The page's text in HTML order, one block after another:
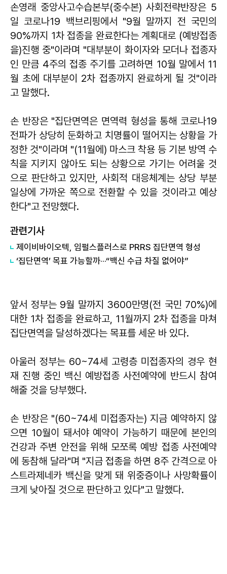
손영래 중앙사고수습본부(중수본) 사회전략반장은 5
일 코로나19 백브리핑에서 "9월 말까지 전 국민의
90%까지 1차 접종을 완료한다는 계획대로 (예방접종
을)진행 중"이라며 "대부분이 화이자와 모더나 접종자
인 만큼 4주의 접종 주기를 고려하면 10월 말에서 11
월 초에 대부분이 2차 접종까지 완료하게 될 것"이라
고 말했다.
손 반장은 "집단면역은 면역력 형성을 통해 코로나19
전파가 상당히 둔화하고 치명률이 떨어지는 상황을 가
정한 것"이라며 "(11월에) 마스크 착용 등 기본 방역 수
칙을 지키지 않아도 되는 상황으로 가기는 어려울 것
으로 판단하고 있지만, 사회적 대응체계는 상당 부분
일상에 가까운 쪽으로 전환할 수 있을 것이라고 예상
한다"고 전망했다.
관련기사
제이비바이오텍, 임펄스플러스로 PRRS 집단면역 형성
‘집단면역’ 목표 가능할까···“백신 수급 차질 없어야”
앞서 정부는 9월 말까지 3600만명(전 국민 70%)에
대한 1차 접종을 완료하고, 11월까지 2차 접종을 마쳐
집단면역을 달성하겠다는 목표를 세운 바 있다.
아울러 정부는 60~74세 고령층 미접종자의 경우 현
재 진행 중인 백신 예방접종 사전예약에 반드시 참여
해줄 것을 당부했다.
손 반장은 "(60~74세 미접종자는) 지금 예약하지 않
으면 10월이 돼서야 예약이 가능하기 때문에 본인의
건강과 주변 안전을 위해 모쪼록 예방 접종 사전예약
에 동참해 달라"며 "지금 접종을 하면 8주 간격으로 아
스트라제네카 백신을 맞게 돼 위중증이나 사망확률이
크게 낮아질 것으로 판단하고 있다"고 말했다.